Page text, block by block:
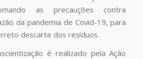
as precauções contra
da pandemia de Covid-19, para
descarte dos resíduos.
é realizado pela Ação